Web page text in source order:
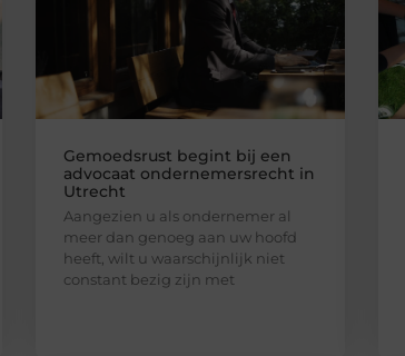
Gemoedsrust begint bij een
advocaat ondernemersrecht in
Utrecht
Aangezien u als ondernemer al
meer dan genoeg aan uw hoofd
heeft, wilt u waarschijnlijk niet
constant bezig zijn met